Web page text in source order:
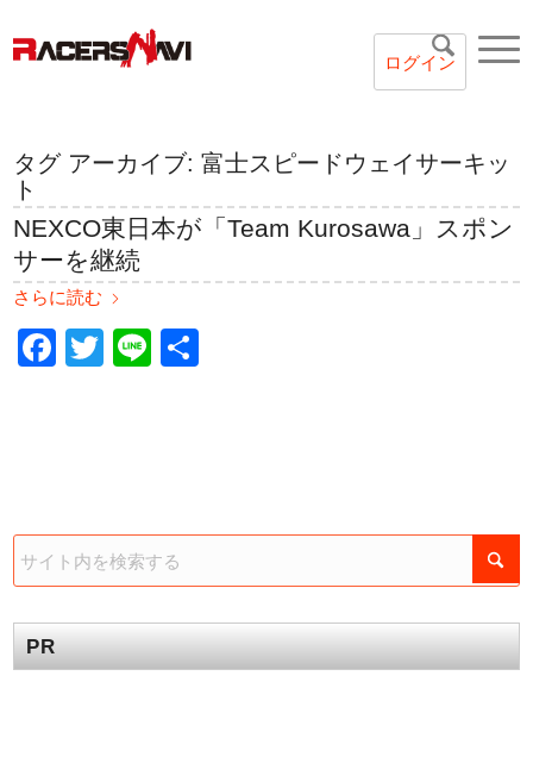
ログイン
タグ アーカイブ:富士スピードウェイサーキッ
ト
NEXCO東日本が「Team Kurosawa」スポン
サーを継続
さらに読む
Facebook
Twitter
Line
PR